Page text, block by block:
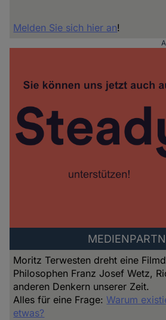
Melden Sie sich hier an!
ADVERTISING
Moritz Terwesten dreht eine
Philosophen Franz Josef Wetz,
anderen Denkern unserer Zeit.
Alles für eine Frage: Warum
etwas?